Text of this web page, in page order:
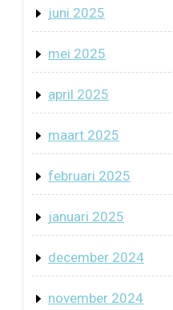
juni 2025
mei 2025
april 2025
maart 2025
februari 2025
januari 2025
december 2024
november 2024